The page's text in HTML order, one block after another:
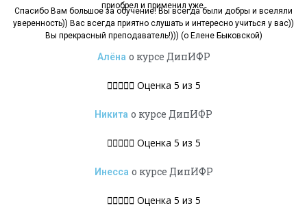
приобрел и применил уже.
Спасибо Вам большое за обучение! Вы всегда были добры и вселяли
уверенность)) Вас всегда приятно слушать и интересно учиться у вас))
Вы прекрасный преподаватель!))) (о Елене Быковской)
Алёна о курсе ДипИФР
 Оценка 5 из 5
Никита о курсе ДипИФР
 Оценка 5 из 5
Инесса о курсе ДипИФР
 Оценка 5 из 5